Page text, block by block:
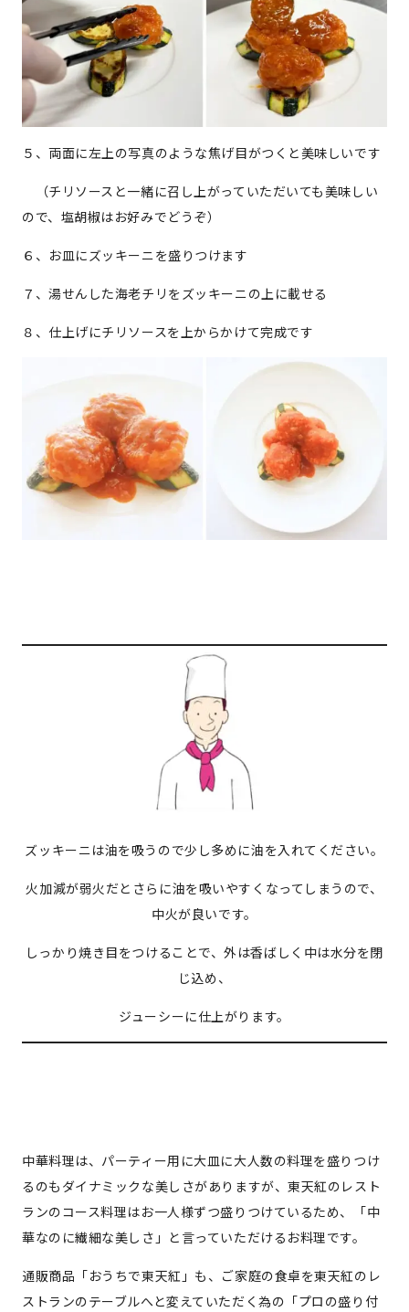
５、両面に左上の写真のような焦げ目がつくと美味しいです
（チリソースと一緒に召し上がっていただいても美味しい
ので、塩胡椒はお好みでどうぞ）
６、お皿にズッキーニを盛りつけます
７、湯せんした海老チリをズッキーニの上に載せる
８、仕上げにチリソースを上からかけて完成です
ズッキーニは油を吸うので少し多めに油を入れてください。
火加減が弱火だとさらに油を吸いやすくなってしまうので、
中火が良いです。
しっかり焼き目をつけることで、外は香ばしく中は水分を閉
じ込め、
ジューシーに仕上がります。
中華料理は、パーティー用に大皿に大人数の料理を盛りつけ
るのもダイナミックな美しさがありますが、東天紅のレスト
ランのコース料理はお一人様ずつ盛りつけているため、「中
華なのに繊細な美しさ」と言っていただけるお料理です。
通販商品「おうちで東天紅」も、ご家庭の食卓を東天紅のレ
ストランのテーブルへと変えていただく為の「プロの盛り付